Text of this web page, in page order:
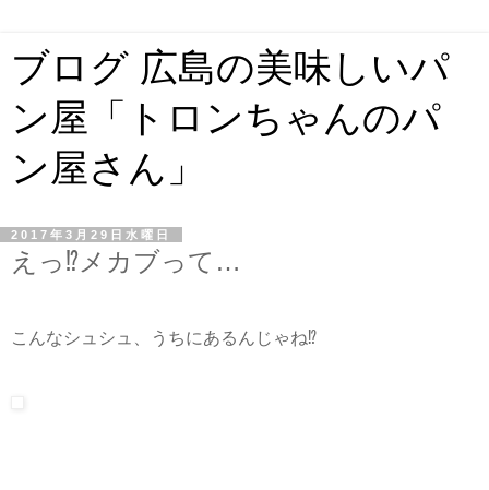
ブログ 広島の美味しいパ
ン屋「トロンちゃんのパ
ン屋さん」
2017年3月29日水曜日
えっ⁉️メカブって…
こんなシュシュ、うちにあるんじゃね⁉️